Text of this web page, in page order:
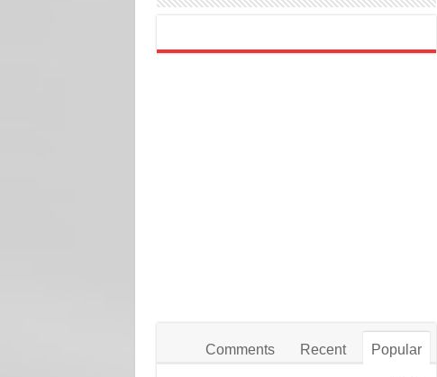
Popular
Recent
Comments